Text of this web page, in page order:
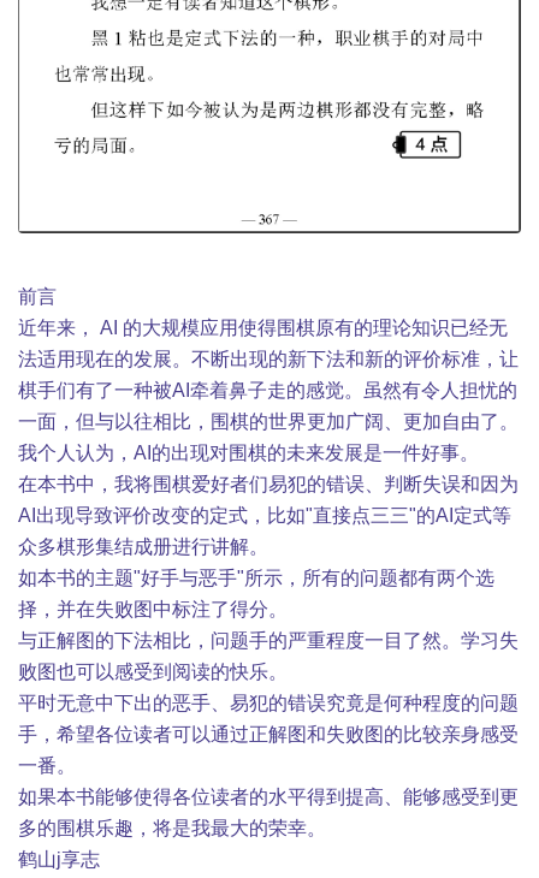
前言
近年来， AI 的大规模应用使得围棋原有的理论知识已经无
法适用现在的发展。不断出现的新下法和新的评价标准，让
棋手们有了一种被AI牵着鼻子走的感觉。虽然有令人担忧的
一面，但与以往相比，围棋的世界更加广阔、更加自由了。
我个人认为，AI的出现对围棋的未来发展是一件好事。
在本书中，我将围棋爱好者们易犯的错误、判断失误和因为
AI出现导致评价改变的定式，比如"直接点三三"的AI定式等
众多棋形集结成册进行讲解。
如本书的主题"好手与恶手"所示，所有的问题都有两个选
择，并在失败图中标注了得分。
与正解图的下法相比，问题手的严重程度一目了然。学习失
败图也可以感受到阅读的快乐。
平时无意中下出的恶手、易犯的错误究竟是何种程度的问题
手，希望各位读者可以通过正解图和失败图的比较亲身感受
一番。
如果本书能够使得各位读者的水平得到提高、能够感受到更
多的围棋乐趣，将是我最大的荣幸。
鹤山j享志